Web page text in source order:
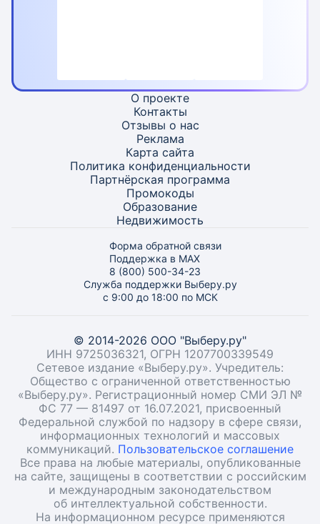
О проекте
Контакты
Отзывы о нас
Реклама
Карта сайта
Политика конфиденциальности
Партнёрская программа
Промокоды
Образование
Недвижимость
Форма обратной связи
Поддержка в MAX
8 (800) 500-34-23
Служба поддержки Выберу.ру
с 9:00 до 18:00 по МСК
© 2014-2026 ООО "Выберу.ру"
ИНН 9725036321, ОГРН 1207700339549
Сетевое издание «Выберу.ру». Учредитель:
Общество с ограниченной ответственностью
«Выберу.ру». Регистрационный номер СМИ ЭЛ №
ФС 77 — 81497 от 16.07.2021, присвоенный
Федеральной службой по надзору в сфере связи,
информационных технологий и массовых
коммуникаций. Пользовательское соглашение
Все права на любые материалы, опубликованные
на сайте, защищены в соответствии с российским
и международным законодательством
об интеллектуальной собственности.
На информационном ресурсе применяются